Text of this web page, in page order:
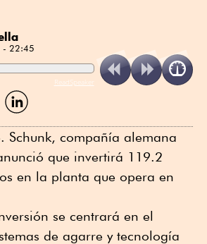
- 22:45
ReadSpeaker
Compartir
por
Schunk, compañía alemana
que invertirá 119.2
en la planta que opera en
se centrará en el
de agarre y tecnología